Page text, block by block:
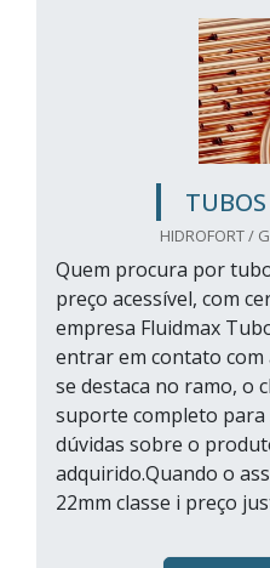
HIDROFORT /
Quem procura por
preço acessível, com
empresa Fluidmax
entrar em contato com
se destaca no ramo, o
suporte completo para
dúvidas sobre o
adquirido.Quando o
22mm classe i preço